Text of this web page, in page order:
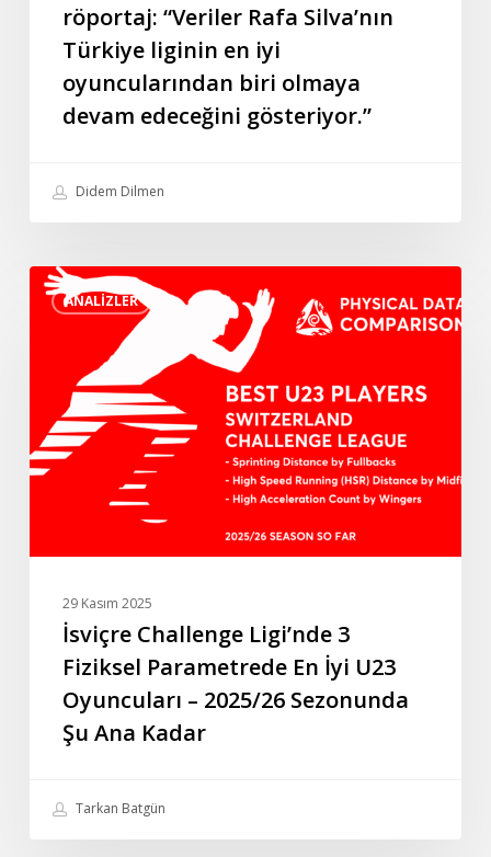
oyuncularından
olmaya
devam
röportaj: “Veriler Rafa Silva’nın
Türkiye liginin en iyi
oyuncularından biri olmaya
devam edeceğini gösteriyor.”
Didem Dilmen
ANALIZLER
İsviçre
Challenge
Fiziksel
Parametrede
En
İyi
–
Sezonunda
Kadar
29 Kasım 2025
İsviçre Challenge Ligi’nde 3
Fiziksel Parametrede En İyi U23
Oyuncuları – 2025/26 Sezonunda
Şu Ana Kadar
Tarkan Batgün